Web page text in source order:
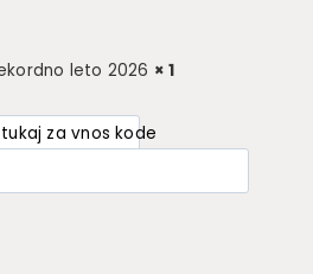
leto 2026 × 1
za vnos kode